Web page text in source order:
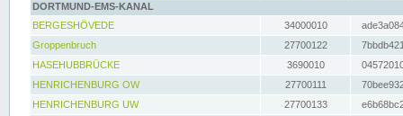
DORTMUND-EMS-KANAL
BERGESHÖVEDE
34000010
Groppenbruch
27700122
HASEHUBBRÜCKE
3690010
HENRICHENBURG OW
27700111
HENRICHENBURG UW
27700133